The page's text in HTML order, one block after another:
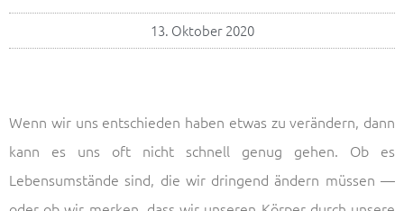
13. Oktober 2020
Wenn wir uns entschieden haben etwas zu verändern, dann
kann es uns oft nicht schnell genug gehen. Ob es
Lebensumstände sind, die wir dringend ändern müssen —